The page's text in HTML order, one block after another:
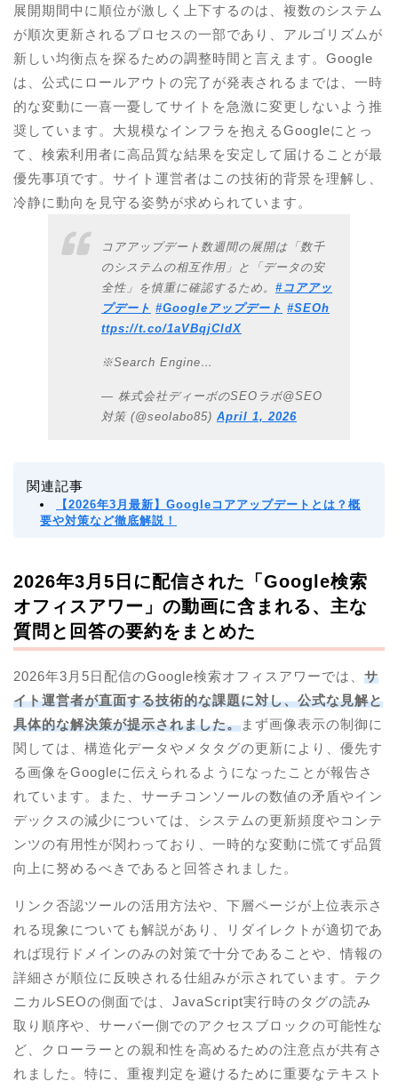
展開期間中に順位が激しく上下するのは、複数のシステム
が順次更新されるプロセスの一部であり、アルゴリズムが
新しい均衡点を探るための調整時間と言えます。Google
は、公式にロールアウトの完了が発表されるまでは、一時
的な変動に一喜一憂してサイトを急激に変更しないよう推
奨しています。大規模なインフラを抱えるGoogleにとっ
て、検索利用者に高品質な結果を安定して届けることが最
優先事項です。サイト運営者はこの技術的背景を理解し、
冷静に動向を見守る姿勢が求められています。
コアアップデート数週間の展開は「数千
のシステムの相互作用」と「データの安
全性」を慎重に確認するため。 #コアアッ
プデート #Googleアップデート #SEOh
ttps://t.co/1aVBqjCldX
※Search Engine…
— 株式会社ディーボのSEOラボ@SEO
対策 (@seolabo85) April 1, 2026
関連記事
【2026年3月最新】Googleコアアップデートとは？概
要や対策など徹底解説！
2026年3月5日に配信された「Google検索
オフィスアワー」の動画に含まれる、主な
質問と回答の要約をまとめた
2026年3月5日配信のGoogle検索オフィスアワーでは、 サ
イト運営者が直面する技術的な課題に対し、公式な見解と
具体的な解決策が提示されました。まず画像表示の制御に
関しては、構造化データやメタタグの更新により、優先す
る画像をGoogleに伝えられるようになったことが報告さ
れています。また、サーチコンソールの数値の矛盾やイン
デックスの減少については、システムの更新頻度やコンテ
ンツの有用性が関わっており、一時的な変動に慌てず品質
向上に努めるべきであると回答されました。
リンク否認ツールの活用方法や、下層ページが上位表示さ
れる現象についても解説があり、リダイレクトが適切であ
れば現行ドメインのみの対策で十分であることや、情報の
詳細さが順位に反映される仕組みが示されています。テク
ニカルSEOの側面では、JavaScript実行時のタグの読み
取り順序や、サーバー側でのアクセスブロックの可能性な
ど、クローラーとの親和性を高めるための注意点が共有さ
れました。特に、重複判定を避けるために重要なテキスト